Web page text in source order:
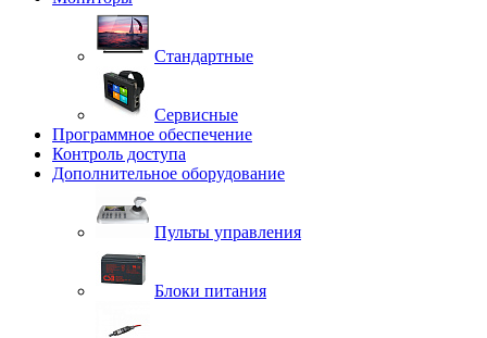
Стандартные
Сервисные
Программное обеспечение
Контроль доступа
Дополнительное оборудование
Пульты управления
Блоки питания